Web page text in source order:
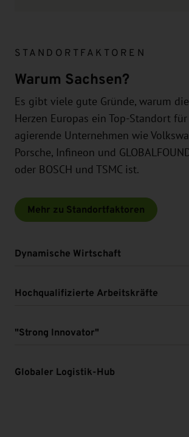
STANDORTFAKTOREN
Warum Sachsen?
Es gibt viele gute Gründe, warum
Herzen Europas ein Top-Standort
agierende Unternehmen wie
Porsche, Infineon und
oder BOSCH und TSMC ist.
Mehr zu Standortfaktoren
Dynamische Wirtschaft
Hochqualifizierte Arbeitskräfte
"Strong Innovator"
Globaler Logistik-Hub